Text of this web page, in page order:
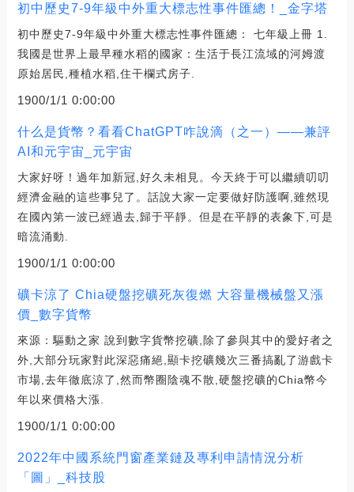
初中歷史7-9年級中外重大標志性事件匯總！_金字塔
初中歷史7-9年級中外重大標志性事件匯總： 七年級上冊 1.
我國是世界上最早種水稻的國家：生活于長江流域的河姆渡
原始居民,種植水稻,住干欄式房子.
1900/1/1 0:00:00
什么是貨幣？看看ChatGPT咋說滴（之一）——兼評
AI和元宇宙_元宇宙
大家好呀！過年加新冠,好久未相見。今天終于可以繼續叨叨
經濟金融的這些事兒了。話說大家一定要做好防護啊,雖然現
在國內第一波已經過去,歸于平靜。但是在平靜的表象下,可是
暗流涌動.
1900/1/1 0:00:00
礦卡涼了 Chia硬盤挖礦死灰復燃 大容量機械盤又漲
價_數字貨幣
來源：驅動之家 說到數字貨幣挖礦,除了參與其中的愛好者之
外,大部分玩家對此深惡痛絕,顯卡挖礦幾次三番搞亂了游戲卡
市場,去年徹底涼了,然而幣圈陰魂不散,硬盤挖礦的Chia幣今
年以來價格大漲.
1900/1/1 0:00:00
2022年中國系統門窗產業鏈及專利申請情況分析
「圖」_科技股